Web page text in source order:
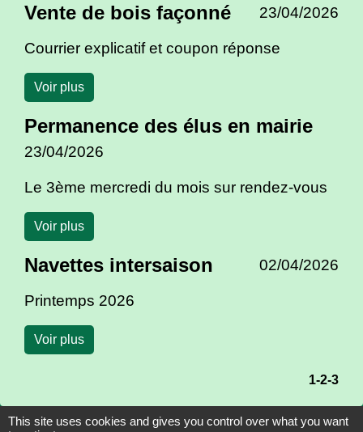
Vente de bois façonné 23/04/2026
Courrier explicatif et coupon réponse
Voir plus
Permanence des élus en mairie
23/04/2026
Le 3ème mercredi du mois sur rendez-vous
Voir plus
Navettes intersaison 02/04/2026
Printemps 2026
Voir plus
1-2-3
This site uses cookies and gives you control over what you want